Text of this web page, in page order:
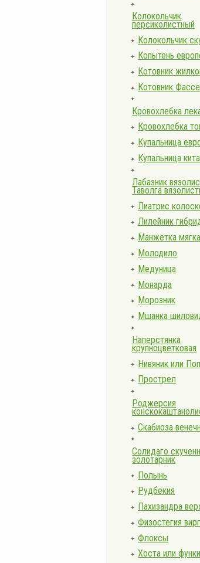
✦
Колокольчик
персиколистный
✦ Колокольчик
✦ Копытень
✦ Котовник
✦ Котовник
✦
Кровохлебка
✦ Кровохлебка
✦ Купальница
✦ Купальница
✦
Лабазник
Таволга
✦ Лиатрис
✦ Лилейник
✦ Манжетка
✦ Молодило
✦ Медуница
✦ Монарда
✦ Морозник
✦ Мшанка
✦
Наперстянка
крупноцветковая
✦ Нивяник или
✦ Прострел
✦
Роджерсия
✦ Скабиоза
✦
Солидаго
золотарник
✦ Полынь
✦ Рудбекия
✦ Пахизандра
✦ Физостегия
✦ Флоксы
✦ Хоста или